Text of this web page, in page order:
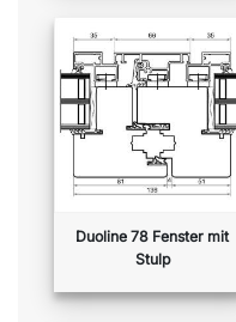
Duoline 78 Fenster mit
Stulp